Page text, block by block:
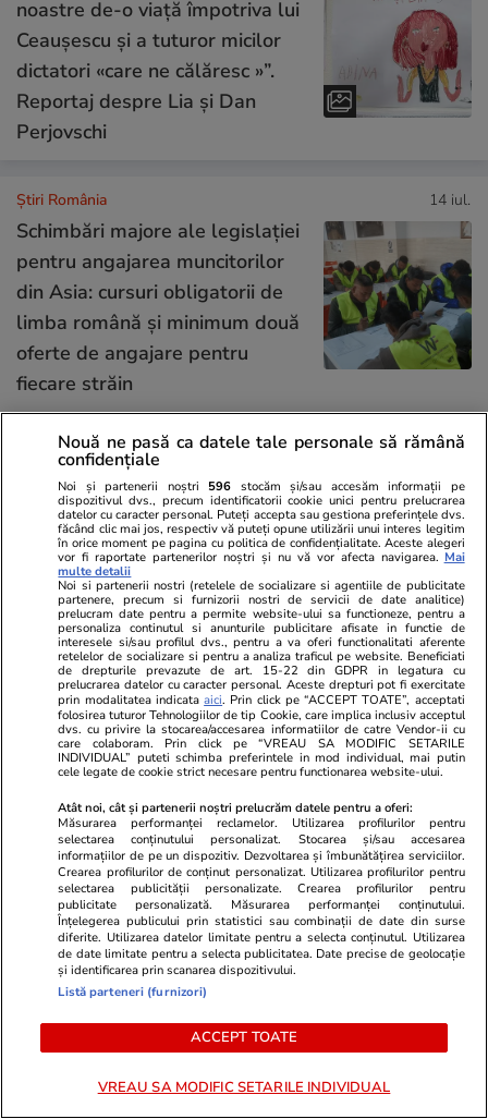
noastre de-o viață împotriva lui
Ceaușescu și a tuturor micilor
dictatori «care ne călăresc »”.
Reportaj despre Lia și Dan
Perjovschi
Știri România 14 iul.
Schimbări majore ale legislației
pentru angajarea muncitorilor
din Asia: cursuri obligatorii de
limba română și minimum două
oferte de angajare pentru
fiecare străin
14 iul.
Studiu Every Can Counts 2025:
Bunicii și părinții reciclează,
tinerii protestează. Ce lipsește
între cele două?
14 iul.
O singură piatră de poticnire
pentru Bibi Talent, în drumul
spre al șaptelea mandat
13 iul.
Când statul de drept nu mai
Nouă ne pasă ca datele tale personale să rămână
confidențiale
Noi și partenerii noștri 596 stocăm și/sau accesăm informații pe
dispozitivul dvs., precum identificatorii cookie unici pentru prelucrarea
datelor cu caracter personal. Puteți accepta sau gestiona preferințele dvs.
făcând clic mai jos, respectiv vă puteți opune utilizării unui interes legitim
în orice moment pe pagina cu politica de confidențialitate. Aceste alegeri
vor fi raportate partenerilor noștri și nu vă vor afecta navigarea. Mai
multe detalii
Noi si partenerii nostri (retelele de socializare si agentiile de publicitate
partenere, precum si furnizorii nostri de servicii de date analitice)
prelucram date pentru a permite website-ului sa functioneze, pentru a
personaliza continutul si anunturile publicitare afisate in functie de
interesele si/sau profilul dvs., pentru a va oferi functionalitati aferente
retelelor de socializare si pentru a analiza traficul pe website. Beneficiati
de drepturile prevazute de art. 15-22 din GDPR in legatura cu
prelucrarea datelor cu caracter personal. Aceste drepturi pot fi exercitate
prin modalitatea indicataaici. Prin click pe “ACCEPT TOATE”, acceptati
folosirea tuturor Tehnologiilor de tip Cookie, care implica inclusiv acceptul
dvs. cu privire la stocarea/accesarea informatiilor de catre Vendor-ii cu
care colaboram. Prin click pe “VREAU SA MODIFIC SETARILE
INDIVIDUAL” puteti schimba preferintele in mod individual, mai putin
cele legate de cookie strict necesare pentru functionarea website-ului.
Atât noi, cât și partenerii noștri prelucrăm datele pentru a oferi:
Măsurarea performanței reclamelor. Utilizarea profilurilor pentru
selectarea conținutului personalizat. Stocarea și/sau accesarea
informațiilor de pe un dispozitiv. Dezvoltarea și îmbunătățirea serviciilor.
Crearea profilurilor de conținut personalizat. Utilizarea profilurilor pentru
selectarea publicității personalizate. Crearea profilurilor pentru
publicitate personalizată. Măsurarea performanței conținutului.
Înțelegerea publicului prin statistici sau combinații de date din surse
diferite. Utilizarea datelor limitate pentru a selecta conținutul. Utilizarea
de date limitate pentru a selecta publicitatea. Date precise de geolocație
și identificarea prin scanarea dispozitivului.
Listă parteneri (furnizori)
ACCEPT TOATE
VREAU SA MODIFIC SETARILE INDIVIDUAL